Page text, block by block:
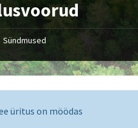
Sündmused
üritus on möödas